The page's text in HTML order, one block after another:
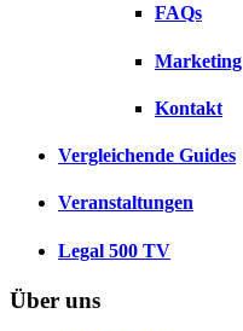
FAQs
Marketing
Kontakt
Vergleichende Guides
Veranstaltungen
Legal 500 TV
Über uns